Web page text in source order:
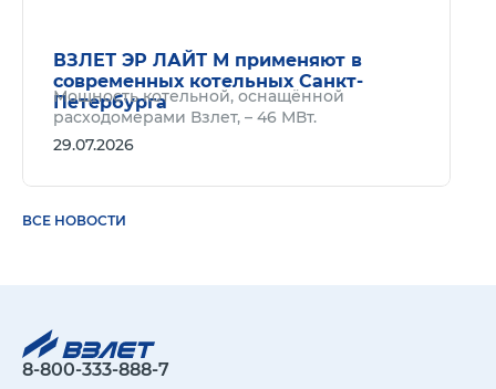
ВЗЛЕТ ЭР ЛАЙТ М применяют в
современных котельных Санкт-
Петербурга
Мощность котельной, оснащённой
расходомерами Взлет, – 46 МВт.
29.07.2026
ВСЕ НОВОСТИ
8-800-333-888-7